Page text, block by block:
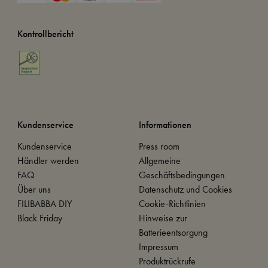
Kontrollbericht
Kundenservice
Kundenservice
Händler werden
FAQ
Über uns
FILIBABBA DIY
Black Friday
Informationen
Press room
Allgemeine
Geschäftsbedingungen
Datenschutz und Cookies
Cookie-Richtlinien
Hinweise zur
Batterieentsorgung
Impressum
Produktrückrufe